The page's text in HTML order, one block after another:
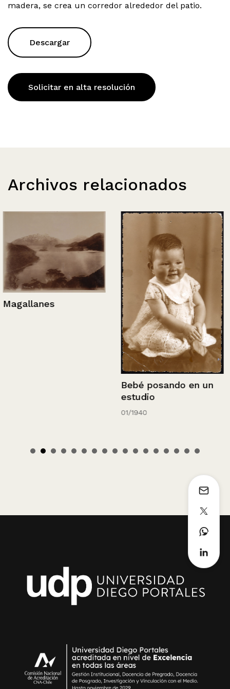
madera, se crea un corredor alrededor del patio.
Descargar
Solicitar en alta resolución
Archivos relacionados
Magallanes
Bebé posando en un
estudio
01/1940